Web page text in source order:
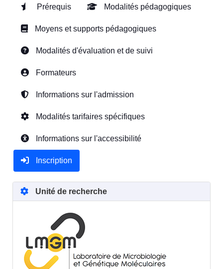
Prérequis Modalités pédagogiques
Moyens et supports pédagogiques
Modalités d'évaluation et de suivi
Formateurs
Informations sur l'admission
Modalités tarifaires spécifiques
Informations sur l'accessibilité
Inscription
Unité de recherche